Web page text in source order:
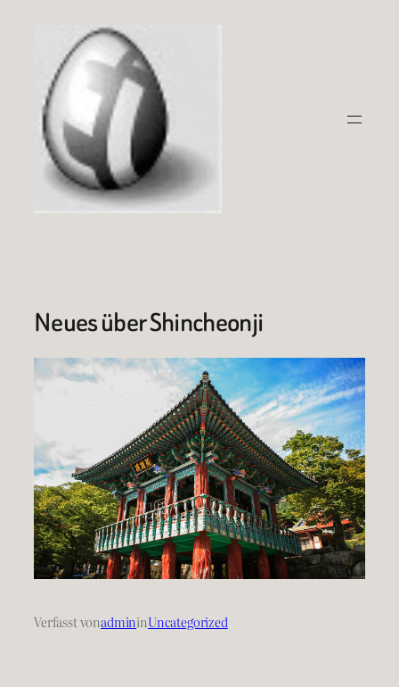
springen
Neues über Shincheonji
Verfasst vonadmininUncategorized